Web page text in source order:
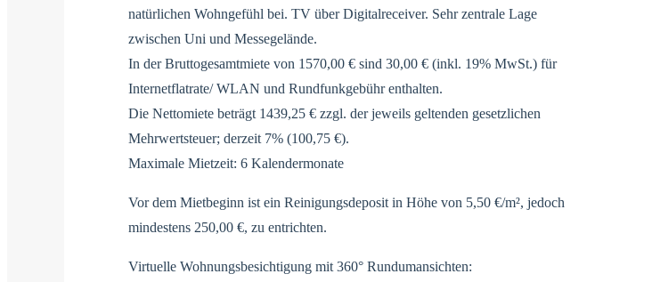
natürlichen Wohngefühl bei. TV über Digitalreceiver. Sehr zentrale Lage
zwischen Uni und Messegelände.
In der Bruttogesamtmiete von 1570,00 € sind 30,00 € (inkl. 19% MwSt.) für
Internetflatrate/ WLAN und Rundfunkgebühr enthalten.
Die Nettomiete beträgt 1439,25 € zzgl. der jeweils geltenden gesetzlichen
Mehrwertsteuer; derzeit 7% (100,75 €).
Maximale Mietzeit: 6 Kalendermonate
Vor dem Mietbeginn ist ein Reinigungsdeposit in Höhe von 5,50 €/m², jedoch
mindestens 250,00 €, zu entrichten.
Virtuelle Wohnungsbesichtigung mit 360° Rundumansichten: